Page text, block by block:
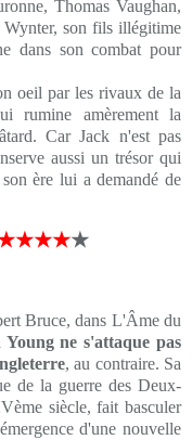
Thomas Vaughan,
son fils illégitime
dans son combat pour
oeil par les rivaux de la
rumine amèrement la
Car Jack n'est pas
aussi un trésor qui
ère lui a demandé de
★
Bruce, dans L'Âme du
Young ne s'attaque pas
, au contraire. Sa
de la guerre des Deux-
siècle, fait basculer
d'une nouvelle